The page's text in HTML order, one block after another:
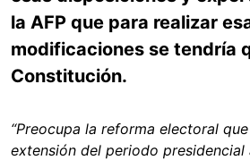
la AFP que para realizar
modificaciones se tendría
Constitución.
“Preocupa la reforma electoral
extensión del periodo presidencial